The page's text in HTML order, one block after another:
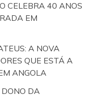
CELEBRA 40 ANOS
EM
A NOVA
QUE ESTÁ A
ANGOLA
DONO DA